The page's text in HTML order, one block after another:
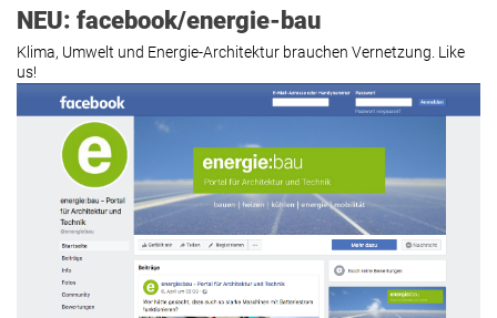
NEU: facebook/energie-bau
Klima, Umwelt und Energie-Architektur brauchen Vernetzung. Like
us!